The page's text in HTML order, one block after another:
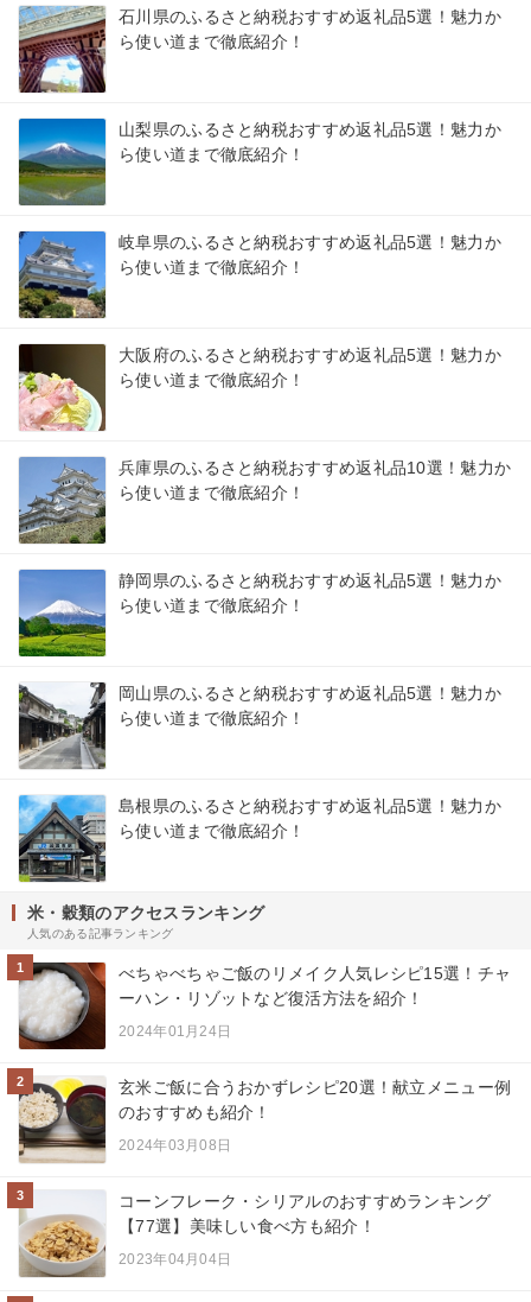
石川県のふるさと納税おすすめ返礼品5選！魅力か
ら使い道まで徹底紹介！
山梨県のふるさと納税おすすめ返礼品5選！魅力か
ら使い道まで徹底紹介！
岐阜県のふるさと納税おすすめ返礼品5選！魅力か
ら使い道まで徹底紹介！
大阪府のふるさと納税おすすめ返礼品5選！魅力か
ら使い道まで徹底紹介！
兵庫県のふるさと納税おすすめ返礼品10選！魅力か
ら使い道まで徹底紹介！
静岡県のふるさと納税おすすめ返礼品5選！魅力か
ら使い道まで徹底紹介！
岡山県のふるさと納税おすすめ返礼品5選！魅力か
ら使い道まで徹底紹介！
島根県のふるさと納税おすすめ返礼品5選！魅力か
ら使い道まで徹底紹介！
米・穀類のアクセスランキング
人気のある記事ランキング
1
べちゃべちゃご飯のリメイク人気レシピ15選！チャ
ーハン・リゾットなど復活方法を紹介！
2024年01月24日
2
玄米ご飯に合うおかずレシピ20選！献立メニュー例
のおすすめも紹介！
2024年03月08日
3
コーンフレーク・シリアルのおすすめランキング
【77選】美味しい食べ方も紹介！
2023年04月04日